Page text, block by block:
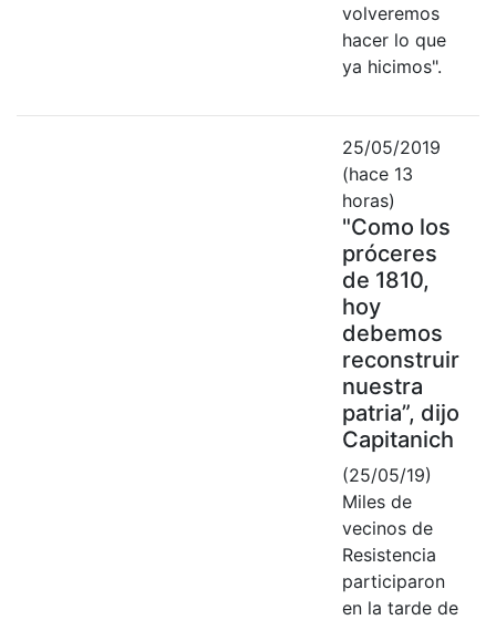
volveremos
hacer lo que
ya hicimos".
25/05/2019
(hace 13
horas)
"Como los
próceres
de 1810,
hoy
debemos
reconstruir
nuestra
patria”, dijo
Capitanich
(25/05/19)
Miles de
vecinos de
Resistencia
participaron
en la tarde de